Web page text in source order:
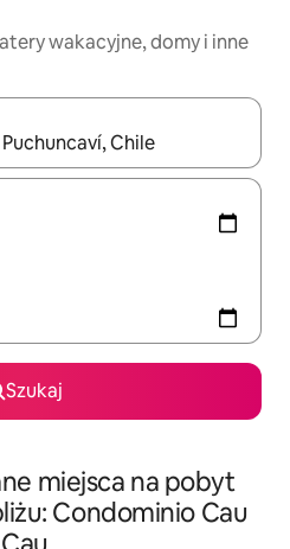
wakacyjne, domy i inne
możesz poruszać się po nich za
Szukaj
miejsca na pobyt
Condominio Cau